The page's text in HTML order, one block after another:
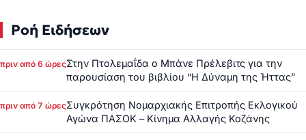
Ροή Ειδήσεων
πριν από 6 ώρεςΣτην Πτολεμαΐδα ο Μπάνε Πρέλεβιτς για την
παρουσίαση του βιβλίου “Η Δύναμη της Ήττας”
πριν από 7 ώρεςΣυγκρότηση Νομαρχιακής Επιτροπής Εκλογικού
Αγώνα ΠΑΣΟΚ – Κίνημα Αλλαγής Κοζάνης